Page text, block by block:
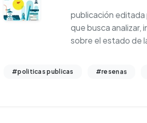
publicación
que busca analizar,
sobre el estado de
#politicas publicas #resenas